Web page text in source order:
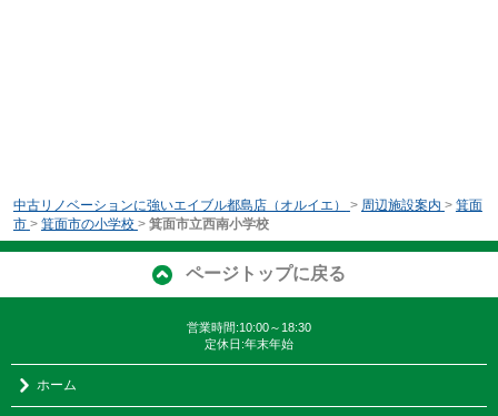
中古リノベーションに強いエイブル都島店（オルイエ） > 周辺施設案内 > 箕面
市 > 箕面市の小学校 > 箕面市立西南小学校
ページトップに戻る
営業時間:10:00～18:30
定休日:年末年始
ホーム